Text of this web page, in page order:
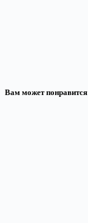
Вам может понравится